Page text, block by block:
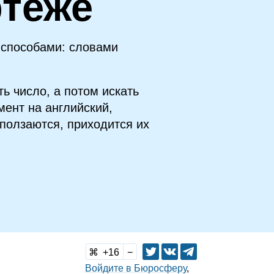
словами
число, а потом искать
на английский,
приходится их
16
Войдите в Бюросферу,